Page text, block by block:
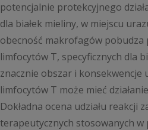
potencjalnie protekcyjnego
dla białek mieliny, w miejscu
obecność makrofagów pobudza
limfocytów T, specyficznych dla
znacznie obszar i
limfocytów T może mieć
Dokładna ocena udziału
terapeutycznych stosowanych